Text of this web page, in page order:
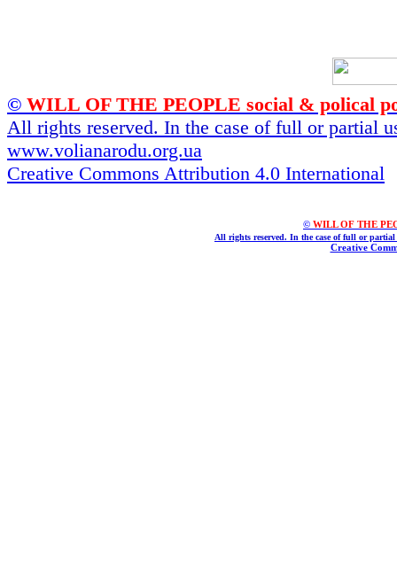
© WILL OF THE PEOPLE social & polical
All rights reserved. In the case of full or partial
www.volianarodu.org.ua
Creative Commons Attribution 4.0 International
© WILL OF THE
All rights reserved. In the case of full or
Creative